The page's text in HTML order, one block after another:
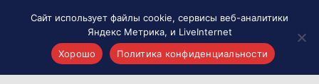
Сайт использует файлы cookie, сервисы веб-аналитики
Яндекс Метрика, и LiveInternet
Хорошо
Политика конфиденциальности